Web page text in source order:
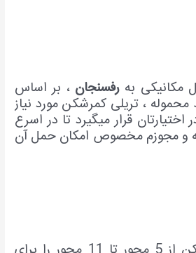
مکانیکی به رفسنجان ، بر اساس
، تریلی کمرشکن مورد نیاز
قرار میگیرد تا در اسرع
و مجوزم مخصوص امکان حمل آن